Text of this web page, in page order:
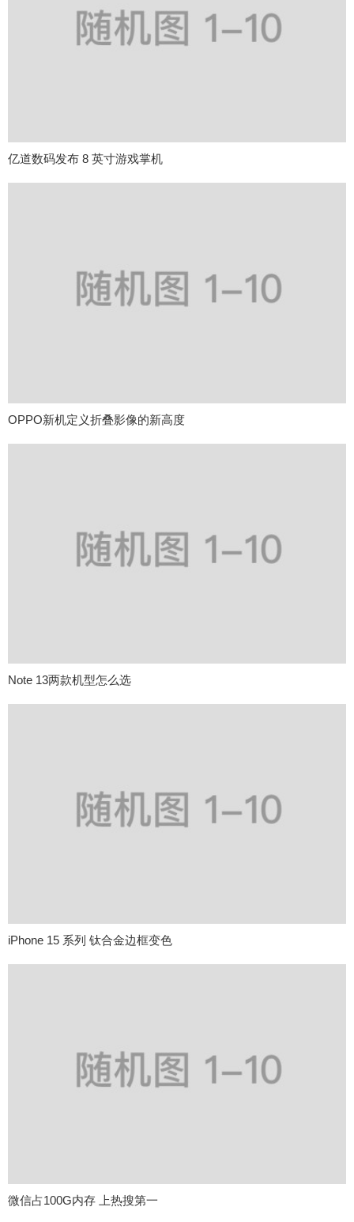
亿道数码发布 8 英寸游戏掌机
OPPO新机定义折叠影像的新高度
Note 13两款机型怎么选
iPhone 15 系列 钛合金边框变色
微信占100G内存 上热搜第一